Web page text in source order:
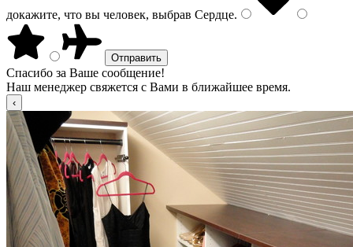
докажите, что вы человек, выбрав Сердце.
Спасибо за Ваше сообщение!
Наш менеджер свяжется с Вами в ближайшее время.